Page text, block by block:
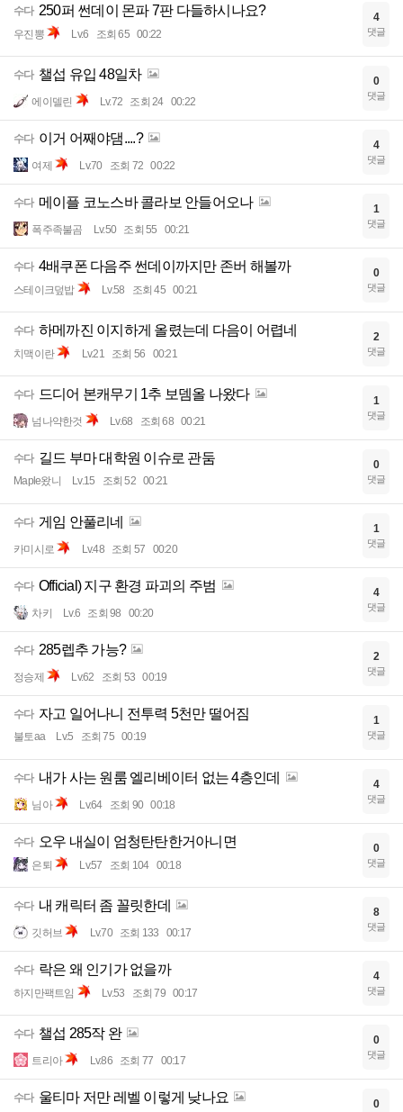
수다 250퍼 썬데이 몬파 7판 다들하시나요?
우진뽕 Lv.6 조회 65 00:22
4
댓글
수다 챌섭 유입 48일차
에이델린 Lv.72 조회 24 00:22
0
댓글
수다 이거 어째야댐....?
여제 Lv.70 조회 72 00:22
4
댓글
수다 메이플 코노스바 콜라보 안들어오나
폭주족불곰 Lv.50 조회 55 00:21
1
댓글
수다 4배쿠폰 다음주 썬데이까지만 존버 해볼까
스테이크덮밥 Lv.58 조회 45 00:21
0
댓글
수다 하메까진 이지하게 올렸는데 다음이 어렵네
치맥이란 Lv.21 조회 56 00:21
2
댓글
수다 드디어 본캐무기 1추 보뎀올 나왔다
넘나약한것 Lv.68 조회 68 00:21
1
댓글
수다 길드 부마 대학원 이슈로 관둠
Maple왔니 Lv.15 조회 52 00:21
0
댓글
수다 게임 안풀리네
카미시로 Lv.48 조회 57 00:20
1
댓글
수다 Official) 지구 환경 파괴의 주범
차키 Lv.6 조회 98 00:20
4
댓글
수다 285렙추 가능?
정승제 Lv.62 조회 53 00:19
2
댓글
수다 자고 일어나니 전투력 5천만 떨어짐
불토aa Lv.5 조회 75 00:19
1
댓글
수다 내가 사는 원룸 엘리베이터 없는 4층인데
님아 Lv.64 조회 90 00:18
4
댓글
수다 오우 내실이 엄청탄탄한거아니면
은퇴 Lv.57 조회 104 00:18
0
댓글
수다 내 캐릭터 좀 꼴릿한데
깃허브 Lv.70 조회 133 00:17
8
댓글
수다 락은 왜 인기가 없을까
하지만팩트임 Lv.53 조회 79 00:17
4
댓글
수다 챌섭 285작 완
트리아 Lv.86 조회 77 00:17
0
댓글
수다 울티마 저만 레벨 이렇게 낮나요 0